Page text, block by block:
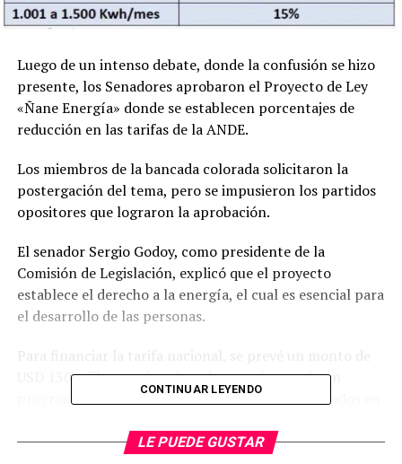
Luego de un intenso debate, donde la confusión se hizo
presente, los Senadores aprobaron el Proyecto de Ley
«Ñane Energía» donde se establecen porcentajes de
reducción en las tarifas de la ANDE.
Los miembros de la bancada colorada solicitaron la
postergación del tema, pero se impusieron los partidos
opositores que lograron la aprobación.
El senador Sergio Godoy, como presidente de la
Comisión de Legislación, explicó que el proyecto
establece el derecho a la energía, el cual es esencial para
el desarrollo de las personas.
Para financiar la tarifa nacional, se prevé un monto de
USD 130 millones, el cual se alcanzará creando un
programa especial que cuente con fondos originados en
entidades Binacionales Yacyretá e Itaipú.
CONTINUAR LEYENDO
LE PUEDE GUSTAR